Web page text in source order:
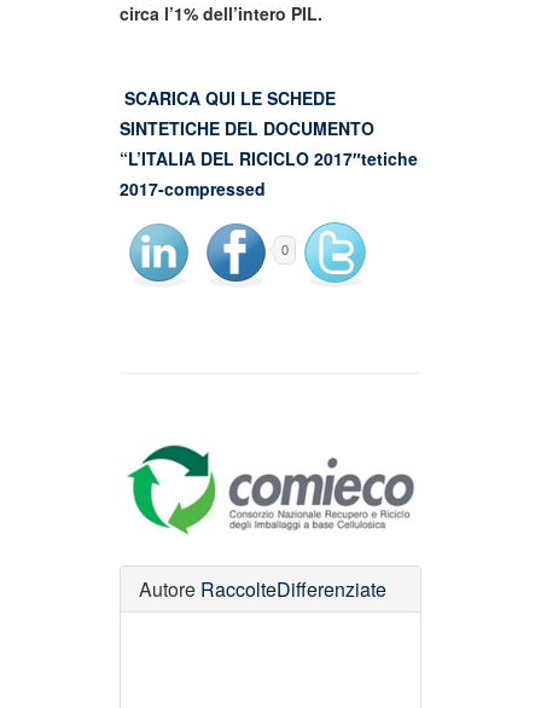
circa l’1% dell’intero PIL.
SCARICA QUI LE SCHEDE
SINTETICHE DEL DOCUMENTO
“L’ITALIA DEL RICICLO 2017″tetiche
2017-compressed
0
Autore RaccolteDifferenziate